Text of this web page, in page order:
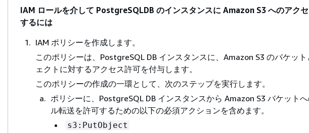
IAM ロールを介して PostgreSQLDB のインスタンスに Amazon S3 へのアク
するには
IAM ポリシーを作成します。
このポリシーは、PostgreSQL DB インスタンスに、Amazon S3 のバケッ
ェクトに対するアクセス許可を付与します。
このポリシーの作成の一環として、次のステップを実行します。
ポリシーに、PostgreSQL DB インスタンスから Amazon S3 バケット
ル転送を許可するための以下の必須アクションを含めます。
s3:PutObject